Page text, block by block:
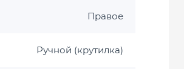
Правое
Ручной (крутилка)